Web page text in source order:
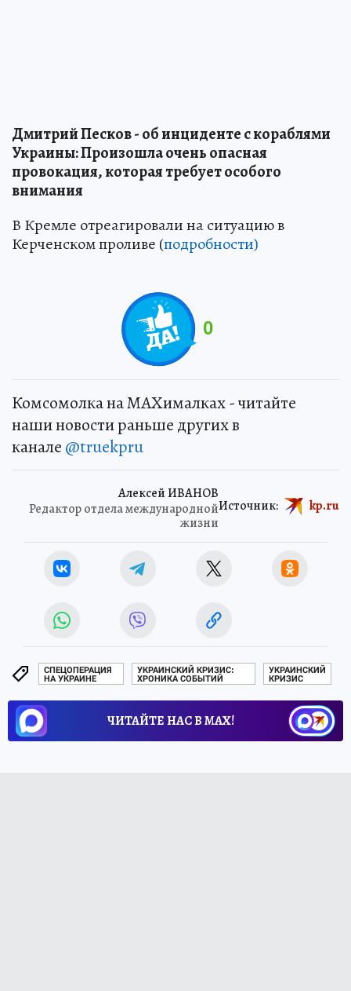
Дмитрий Песков - об инциденте с кораблями
Украины: Произошла очень опасная
провокация, которая требует особого
внимания
В Кремле отреагировали на ситуацию в
Керченском проливе (подробности)
0
Комсомолка на MAXималках - читайте
наши новости раньше других в
канале @truekpru
Алексей ИВАНОВ
Редактор отдела международной
жизни
Источник: kp.ru
СПЕЦОПЕРАЦИЯ
НА УКРАИНЕ
УКРАИНСКИЙ КРИЗИС:
ХРОНИКА СОБЫТИЙ
УКРАИНСКИЙ
КРИЗИС
ЧИТАЙТЕ НАС В МАХ!